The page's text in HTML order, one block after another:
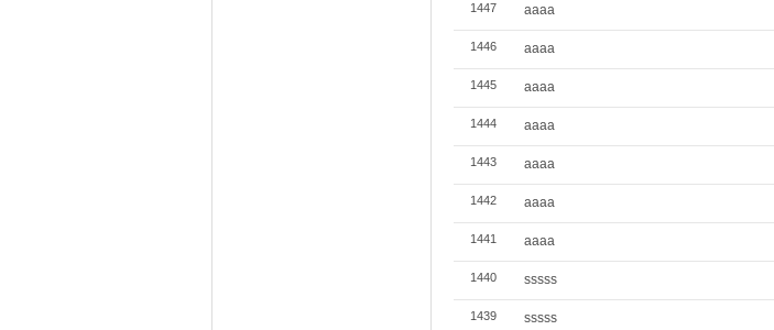
1447 aaaa
1446 aaaa
1445 aaaa
1444 aaaa
1443 aaaa
1442 aaaa
1441 aaaa
1440 sssss
1439 sssss